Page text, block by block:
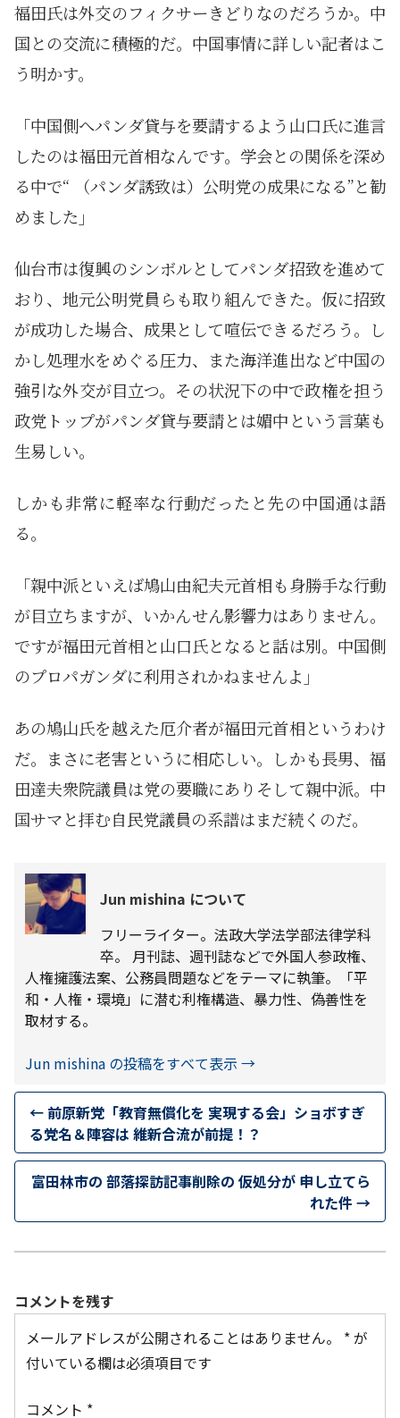
福田氏は外交のフィクサーきどりなのだろうか。中
国との交流に積極的だ。中国事情に詳しい記者はこ
う明かす。
「中国側へパンダ貸与を要請するよう山口氏に進言
したのは福田元首相なんです。学会との関係を深め
る中で“ （パンダ誘致は）公明党の成果になる”と勧
めました」
仙台市は復興のシンボルとしてパンダ招致を進めて
おり、地元公明党員らも取り組んできた。仮に招致
が成功した場合、成果として喧伝できるだろう。し
かし処理水をめぐる圧力、また海洋進出など中国の
強引な外交が目立つ。その状況下の中で政権を担う
政党トップがパンダ貸与要請とは媚中という言葉も
生易しい。
しかも非常に軽率な行動だったと先の中国通は語
る。
「親中派といえば鳩山由紀夫元首相も身勝手な行動
が目立ちますが、いかんせん影響力はありません。
ですが福田元首相と山口氏となると話は別。中国側
のプロパガンダに利用されかねませんよ」
あの鳩山氏を越えた厄介者が福田元首相というわけ
だ。まさに老害というに相応しい。しかも長男、福
田達夫衆院議員は党の要職にありそして親中派。中
国サマと拝む自民党議員の系譜はまだ続くのだ。
Jun mishina について
フリーライター。法政大学法学部法律学科
卒。 月刊誌、週刊誌などで外国人参政権、
人権擁護法案、公務員問題などをテーマに執筆。「平
和・人権・環境」に潜む利権構造、暴力性、偽善性を
取材する。
Jun mishina の投稿をすべて表示 →
← 前原新党「教育無償化を 実現する会」ショボすぎ
る党名＆陣容は 維新合流が前提！？
富田林市の 部落探訪記事削除の 仮処分が 申し立てら
れた件→
コメントを残す
メールアドレスが公開されることはありません。
*が
付いている欄は必須項目です
コメント *